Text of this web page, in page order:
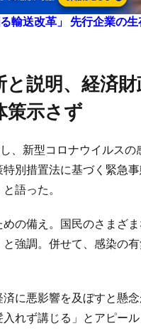
輸送改革」 先行企業の
策示さず
、新型コロナウイルスの
別措置法に基づく緊急
語った。
の備え。国民のさまざ
強調。併せて、感染の
に悪影響を及ぼすと懸
れず講じる」とアピー